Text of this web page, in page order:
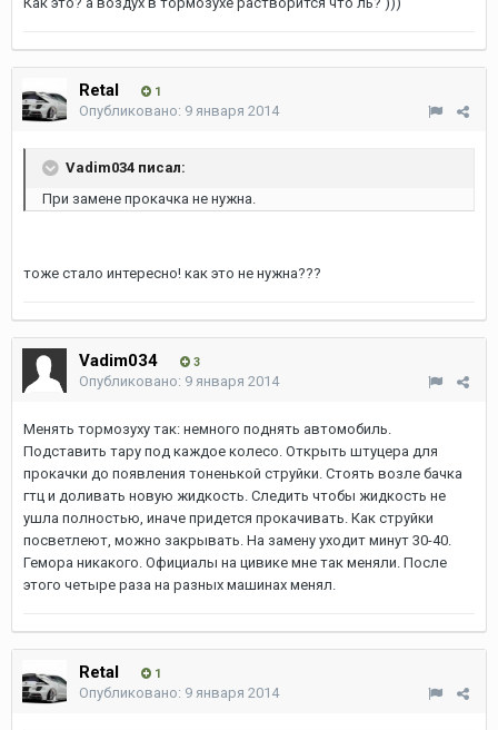
Retal 1
Опубликовано: 9 января 2014
Vadim034 писал:
При замене прокачка не нужна.
тоже стало интересно! как это не нужна???
Vadim034 3
Опубликовано: 9 января 2014
Менять тормозуху так: немного поднять автомобиль.
Подставить тару под каждое колесо. Открыть штуцера для
прокачки до появления тоненькой струйки. Стоять возле бачка
гтц и доливать новую жидкость. Следить чтобы жидкость не
ушла полностью, иначе придется прокачивать. Как струйки
посветлеют, можно закрывать. На замену уходит минут 30-40.
Гемора никакого. Официалы на цивике мне так меняли. После
этого четыре раза на разных машинах менял.
Retal 1
Опубликовано: 9 января 2014